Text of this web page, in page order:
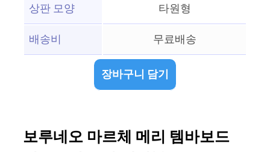
상판 모양
타원형
배송비
무료배송
장바구니 담기
보루네오 마르체 메리 템바보드